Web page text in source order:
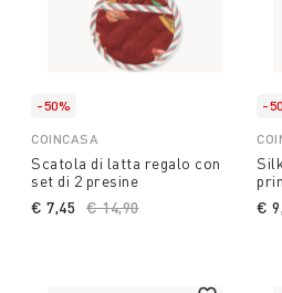
-50%
COINCASA
Scatola di latta regalo con
set di 2 presine
Price reduced from
€ 14,90to
€ 7,45
-
€